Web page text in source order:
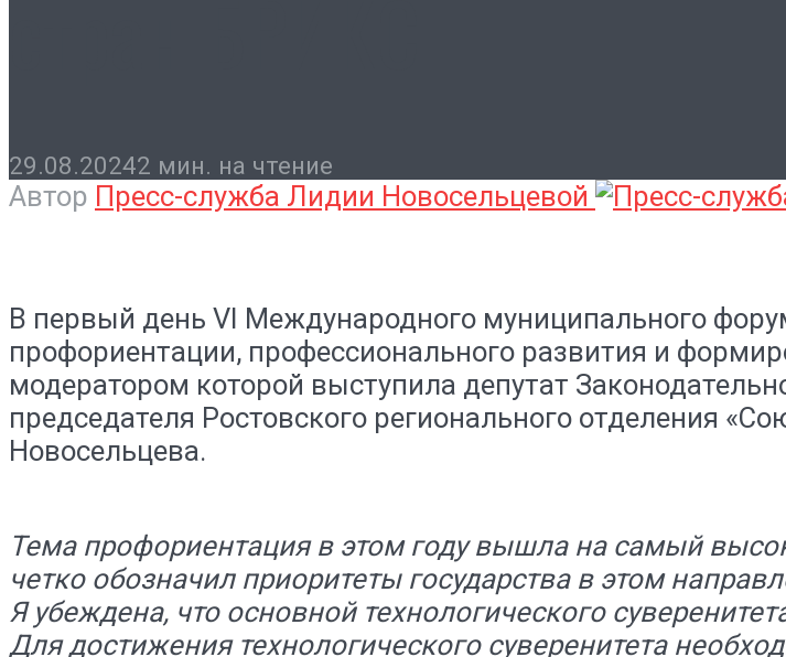
29.08.20242 мин. на чтение
Автор Пресс-служба Лидии Новосельцевой
В первый день VI Международного муниципального
профориентации, профессионального развития и
модератором которой выступила депутат
председателя Ростовского регионального отделения
Новосельцева.
Тема профориентация в этом году вышла на самый
четко обозначил приоритеты государства в этом
Я убеждена, что основной технологического
Для достижения технологического суверенитета